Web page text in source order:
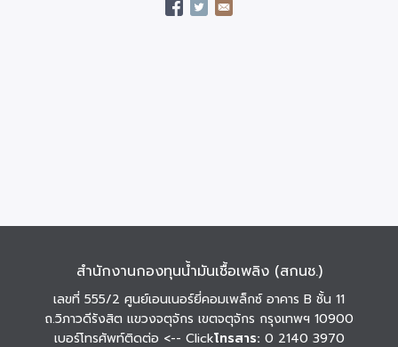
สำนักงานกองทุนน้ำมันเชื้อเพลิง (สกนช.)
เลขที่ 555/2 ศูนย์เอนเนอร์ยี่คอมเพล็กซ์ อาคาร B ชั้น 11
ถ.วิภาวดีรังสิต แขวงจตุจักร เขตจตุจักร กรุงเทพฯ 10900
เบอร์โทรศัพท์ติดต่อ <-- Clickโทรสาร: 0 2140 3970